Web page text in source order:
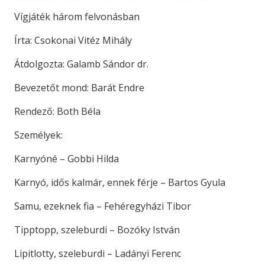
Vígjáték három felvonásban
Írta: Csokonai Vitéz Mihály
Átdolgozta: Galamb Sándor dr.
Bevezetőt mond: Barát Endre
Rendező: Both Béla
Személyek:
Karnyóné – Gobbi Hilda
Karnyó, idős kalmár, ennek férje – Bartos Gyula
Samu, ezeknek fia – Fehéregyházi Tibor
Tipptopp, szeleburdi – Bozóky István
Lipitlotty, szeleburdi – Ladányi Ferenc